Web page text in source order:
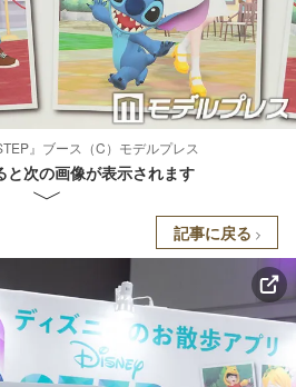
』ブース（C）モデルプレス
と次の画像が表示されます
記事に戻る